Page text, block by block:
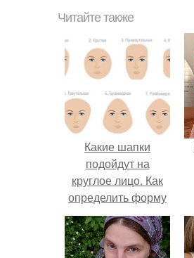
Читайте также
Какие шапки
подойдут на
круглое лицо. Как
определить форму
лица